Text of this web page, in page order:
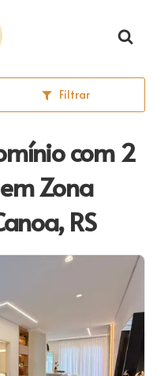
Filtrar
com 2
Zona
RS